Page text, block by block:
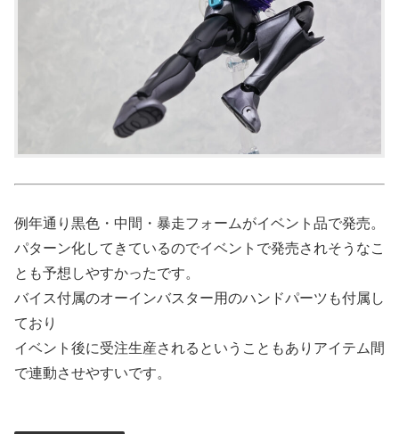
例年通り黒色・中間・暴走フォームがイベント品で発売。
パターン化してきているのでイベントで発売されそうなこ
とも予想しやすかったです。
バイス付属のオーインバスター用のハンドパーツも付属し
ており
イベント後に受注生産されるということもありアイテム間
で連動させやすいです。